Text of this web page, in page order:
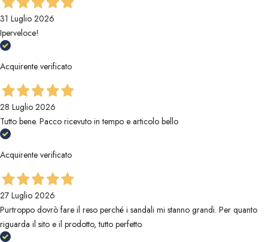
31 Luglio 2026
Iperveloce!
Acquirente verificato
28 Luglio 2026
Tutto bene. Pacco ricevuto in tempo e articolo bello
Acquirente verificato
27 Luglio 2026
Purtroppo dovrò fare il reso perché i sandali mi stanno grandi. Per quanto
riguarda il sito e il prodotto, tutto perfetto.